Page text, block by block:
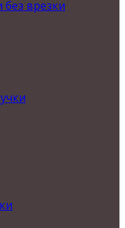
без врезки